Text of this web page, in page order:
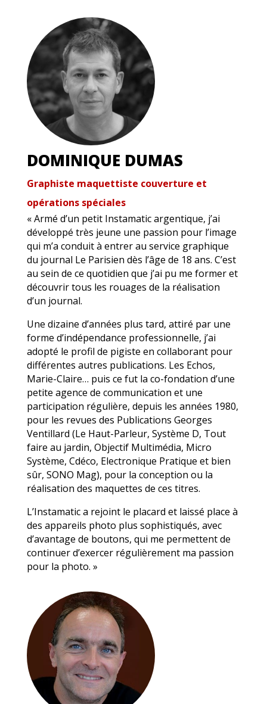
DOMINIQUE DUMAS
Graphiste maquettiste couverture et
opérations spéciales
« Armé d’un petit Instamatic argentique, j’ai
développé très jeune une passion pour l’image
qui m’a conduit à entrer au service graphique
du journal Le Parisien dès l’âge de 18 ans. C’est
au sein de ce quotidien que j’ai pu me former et
découvrir tous les rouages de la réalisation
d’un journal.
Une dizaine d’années plus tard, attiré par une
forme d’indépendance professionnelle, j’ai
adopté le profil de pigiste en collaborant pour
différentes autres publications. Les Echos,
Marie-Claire… puis ce fut la co-fondation d’une
petite agence de communication et une
participation régulière, depuis les années 1980,
pour les revues des Publications Georges
Ventillard (Le Haut-Parleur, Système D, Tout
faire au jardin, Objectif Multimédia, Micro
Système, Cdéco, Electronique Pratique et bien
sûr, SONO Mag), pour la conception ou la
réalisation des maquettes de ces titres.
L’Instamatic a rejoint le placard et laissé place à
des appareils photo plus sophistiqués, avec
d’avantage de boutons, qui me permettent de
continuer d’exercer régulièrement ma passion
pour la photo. »